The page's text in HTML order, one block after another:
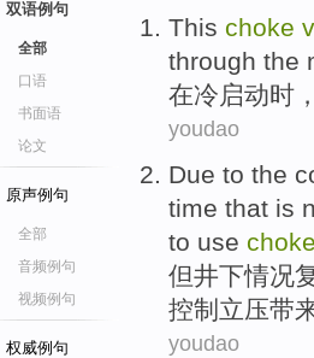
双语例句
全部
口语
书面语
论文
原声例句
全部
音频例句
视频例句
权威例句
This choke
through the
在冷启动时，
youdao
Due to the
time that is
to use choke
但井下情况
控制 立压带
youdao